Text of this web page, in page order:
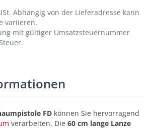
Abhängig von der Lieferadresse kann
variieren.
mit gültiger Umsatzsteuernummer
FD können Sie hervorragend
verarbeiten. Die 60 cm lange Lanze